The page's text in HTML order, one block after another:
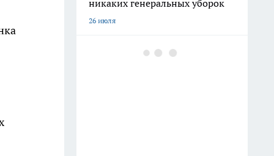
никаких генеральных уборок
26 июля
Почему сил нет даже после